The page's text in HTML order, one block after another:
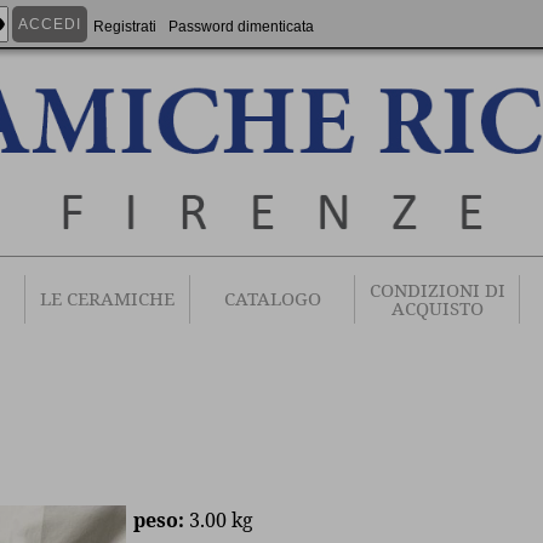
Registrati Password dimenticata
LE CERAMICHE CATALOGO CONDIZIONI DI
ACQUISTO
peso: 3.00 kg